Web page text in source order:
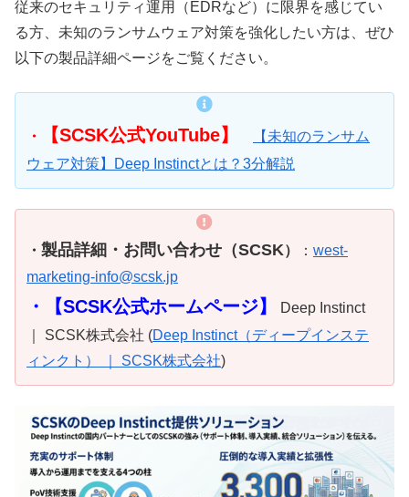
従来のセキュリティ運用（EDRなど）に限界を感じてい
る方、未知のランサムウェア対策を強化したい方は、ぜひ
以下の製品詳細ページをご覧ください。
・ 【SCSK公式YouTube】
【未知のランサム
ウェア対策】Deep Instinctとは？3分解説
・ 製品詳細・お問い合わせ（SCSK） ： west-
marketing-info@scsk.jp
・【SCSK公式ホームページ】
Deep Instinct
｜ SCSK株式会社 (Deep Instinct（ディープインステ
ィンクト） ｜ SCSK株式会社)